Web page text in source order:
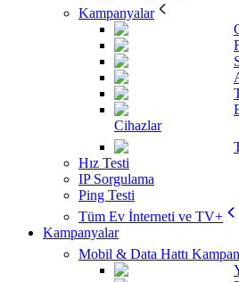
Kampanyalar
Cihazlar
Hız Testi
IP Sorgulama
Ping Testi
Tüm Ev İnterneti ve TV+
Kampanyalar
Mobil & Data Hattı